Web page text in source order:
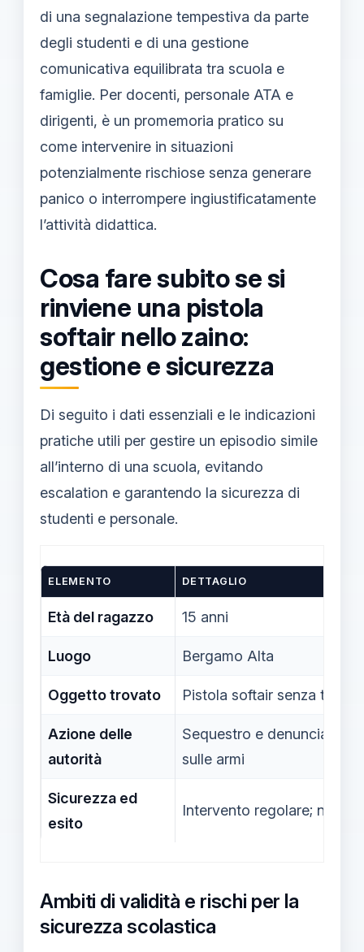
di una segnalazione tempestiva da parte
degli studenti e di una gestione
comunicativa equilibrata tra scuola e
famiglie. Per docenti, personale ATA e
dirigenti, è un promemoria pratico su
come intervenire in situazioni
potenzialmente rischiose senza generare
panico o interrompere ingiustificatamente
l’attività didattica.
Cosa fare subito se si
rinviene una pistola
softair nello zaino:
gestione e sicurezza
Di seguito i dati essenziali e le indicazioni
pratiche utili per gestire un episodio simile
all’interno di una scuola, evitando
escalation e garantendo la sicurezza di
studenti e personale.
ELEMENTO DETTAGLIO
Età del ragazzo 15 anni
Luogo Bergamo Alta
Oggetto trovato Pistola softair senza tappo
Azione delle
autorità
Sequestro e denuncia per
sulle armi
Sicurezza ed
esito
Intervento regolare;
Ambiti di validità e rischi per la
sicurezza scolastica